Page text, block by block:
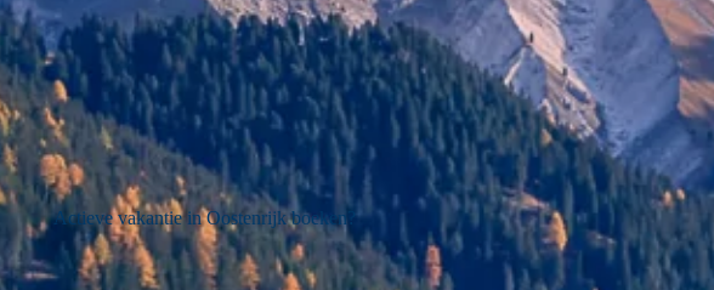
Actieve vakantie in Oostenrijk boeken?